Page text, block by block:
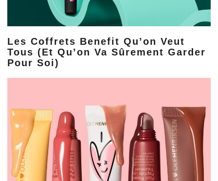
Les Coffrets Benefit Qu’on Veut
Tous (et Qu’on Va Sûrement Garder
Pour Soi)